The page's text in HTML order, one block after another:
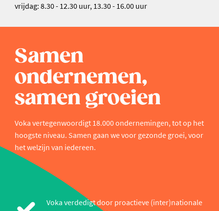
vrijdag: 8.30 - 12.30 uur, 13.30 - 16.00 uur
Samen
ondernemen,
samen groeien
Voka vertegenwoordigt 18.000 ondernemingen, tot op het
hoogste niveau. Samen gaan we voor gezonde groei, voor
het welzijn van iedereen.
Voka verdedigt door proactieve (inter)nationale